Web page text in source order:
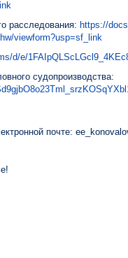
расследования: https://
viewform?usp=sf_link
d/e/
судопроизводства:
почте: